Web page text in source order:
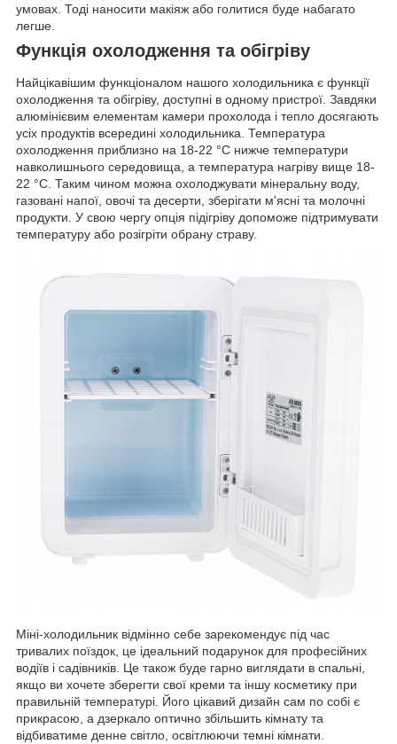
умовах. Тоді наносити макіяж або голитися буде набагато
легше.
Функція охолодження та обігріву
Найцікавішим функціоналом нашого холодильника є функції
охолодження та обігріву, доступні в одному пристрої. Завдяки
алюмінієвим елементам камери прохолода і тепло досягають
усіх продуктів всередині холодильника. Температура
охолодження приблизно на 18-22 °C нижче температури
навколишнього середовища, а температура нагріву вище 18-
22 °C. Таким чином можна охолоджувати мінеральну воду,
газовані напої, овочі та десерти, зберігати м'ясні та молочні
продукти. У свою чергу опція підігріву допоможе підтримувати
температуру або розігріти обрану страву.
Міні-холодильник відмінно себе зарекомендує під час
тривалих поїздок, це ідеальний подарунок для професійних
водіїв і садівників. Це також буде гарно виглядати в спальні,
якщо ви хочете зберегти свої креми та іншу косметику при
правильній температурі. Його цікавий дизайн сам по собі є
прикрасою, а дзеркало оптично збільшить кімнату та
відбиватиме денне світло, освітлюючи темні кімнати.